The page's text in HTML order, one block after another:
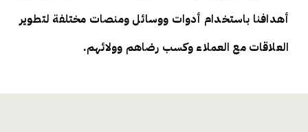
أهدافنا باستخدام أدوات ووسائل ومنصات مختلفة لتطوير
العلاقات مع العملاء وكسب رضاهم وولائهم.​